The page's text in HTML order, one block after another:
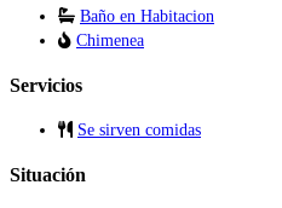
Baño en Habitacion
Chimenea
Servicios
Se sirven comidas
Situación